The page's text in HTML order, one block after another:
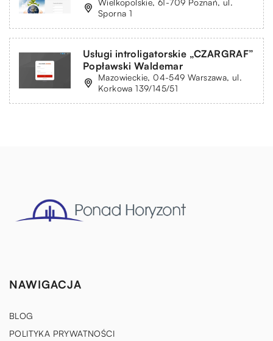
Sporna 1
Usługi introligatorskie „CZARGRAF”
Popławski Waldemar
Mazowieckie, 04-549 Warszawa, ul.
Korkowa 139/145/51
NAWIGACJA
BLOG
POLITYKA PRYWATNOŚCI